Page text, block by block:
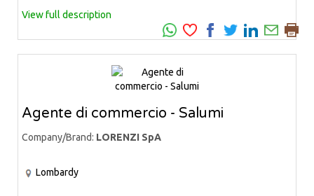
View full description
Agente di commercio - Salumi
Company/Brand: LORENZI SpA
Lombardy